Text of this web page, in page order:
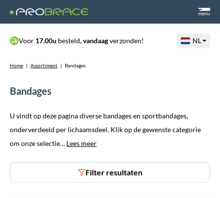
menu
Voor 17.00u besteld,vandaagverzonden! NL
Home | Assortiment | Bandages
Bandages
U vindt op deze pagina diverse bandages en sportbandages,
onderverdeeld per lichaamsdeel. Klik op de gewenste categorie
om onze selectie… Lees meer
Filter resultaten